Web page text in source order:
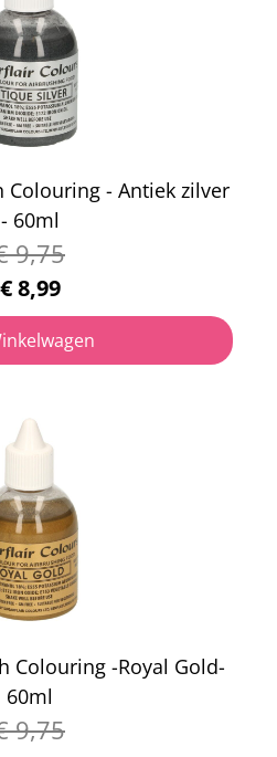
Colouring - Antiek zilver
- 60ml
9,75
€8,99
Colouring -Royal Gold-
60ml
9,75